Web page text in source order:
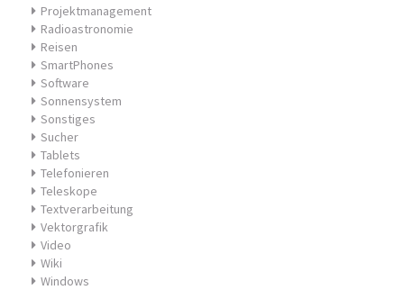
Projektmanagement
Radioastronomie
Reisen
SmartPhones
Software
Sonnensystem
Sonstiges
Sucher
Tablets
Telefonieren
Teleskope
Textverarbeitung
Vektorgrafik
Video
Wiki
Windows